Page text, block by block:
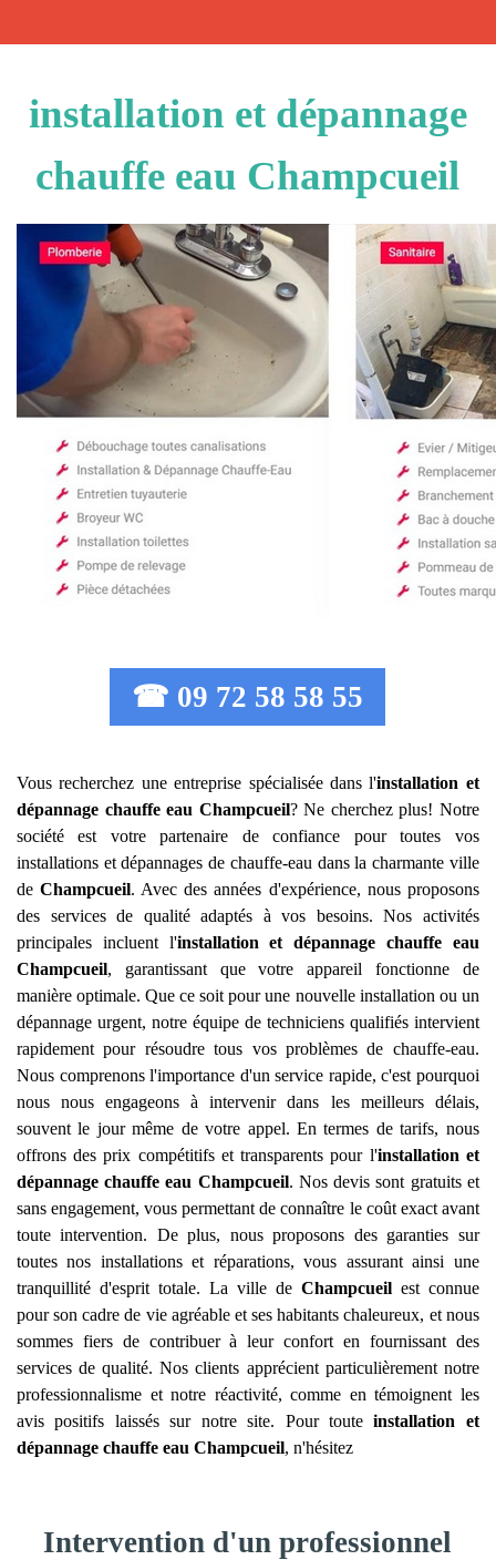
installation et dépannage
chauffe eau Champcueil
☎ 09 72 58 58 55
Vous recherchez une entreprise spécialisée dans l'installation et
dépannage chauffe eau Champcueil? Ne cherchez plus! Notre
société est votre partenaire de confiance pour toutes vos
installations et dépannages de chauffe-eau dans la charmante ville
deChampcueil. Avec des années d'expérience, nous proposons
des services de qualité adaptés à vos besoins. Nos activités
principales incluent l'installation et dépannage chauffe eau
Champcueil, garantissant que votre appareil fonctionne de
manière optimale. Que ce soit pour une nouvelle installation ou un
dépannage urgent, notre équipe de techniciens qualifiés intervient
rapidement pour résoudre tous vos problèmes de chauffe-eau.
Nous comprenons l'importance d'un service rapide, c'est pourquoi
nous nous engageons à intervenir dans les meilleurs délais,
souvent le jour même de votre appel. En termes de tarifs, nous
offrons des prix compétitifs et transparents pour l'installation et
dépannage chauffe eau Champcueil. Nos devis sont gratuits et
sans engagement, vous permettant de connaître le coût exact avant
toute intervention. De plus, nous proposons des garanties sur
toutes nos installations et réparations, vous assurant ainsi une
tranquillité d'esprit totale. La ville de Champcueilest connue
pour son cadre de vie agréable et ses habitants chaleureux, et nous
sommes fiers de contribuer à leur confort en fournissant des
services de qualité. Nos clients apprécient particulièrement notre
professionnalisme et notre réactivité, comme en témoignent les
avis positifs laissés sur notre site. Pour touteinstallation et
dépannage chauffe eau Champcueil, n'hésitez
Intervention d'un professionnel